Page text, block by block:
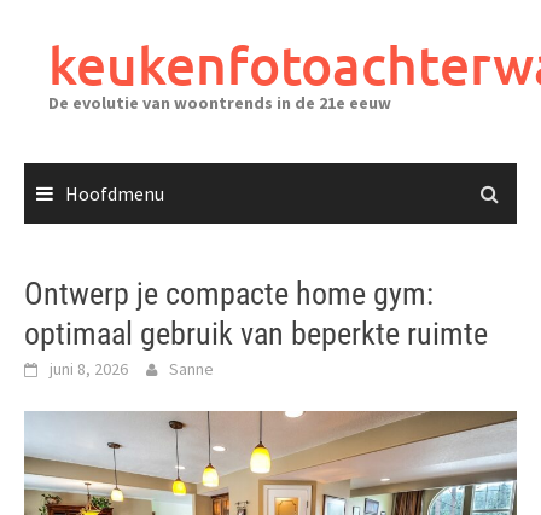
inhoudDe evolutie van woontrends in de 21e eeuw
Hoofdmenu
Ontwerp je compacte home gym:
optimaal gebruik van beperkte ruimte
juni 8, 2026 Sanne